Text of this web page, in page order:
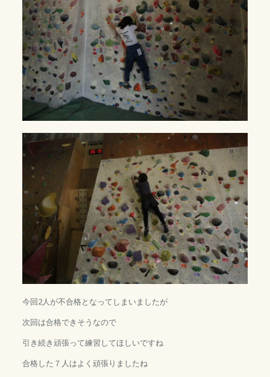
今回2人が不合格となってしまいましたが
次回は合格できそうなので
引き続き頑張って練習してほしいですね
合格した７人はよく頑張りましたね